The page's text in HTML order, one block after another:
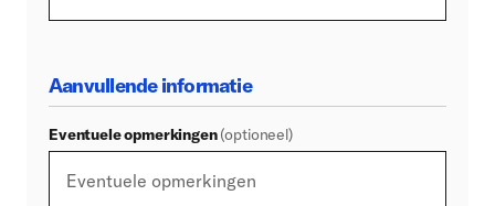
Aanvullende informatie
Eventuele opmerkingen(optioneel)